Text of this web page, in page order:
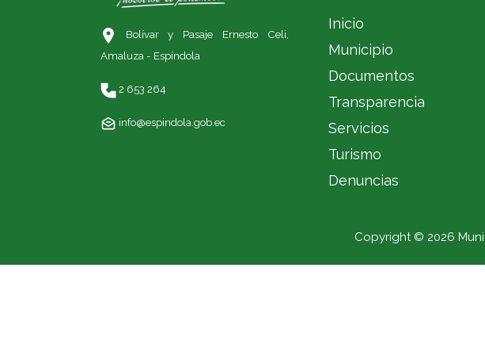
Bolívar y Pasaje Ernesto Celi,
Amaluza - Espíndola
2 653 264
info@espindola.gob.ec
Inicio
Municipio
Documentos
Transparencia
Servicios
Turismo
Denuncias
Copyright © 2026